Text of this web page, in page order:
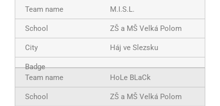
M.I.S.L.
ZŠ a MŠ Velká Polom
Háj ve Slezsku
HoLe BLaCk
ZŠ a MŠ Velká Polom